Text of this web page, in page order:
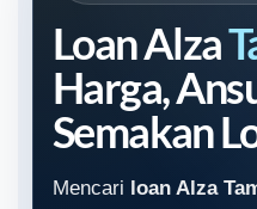
Loan Alza
Harga,
Semakan
Mencari loan Alza